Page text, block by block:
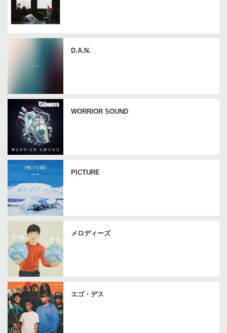
D.A.N.
WORRIOR SOUND
PICTURE
メロディーズ
エゴ・デス